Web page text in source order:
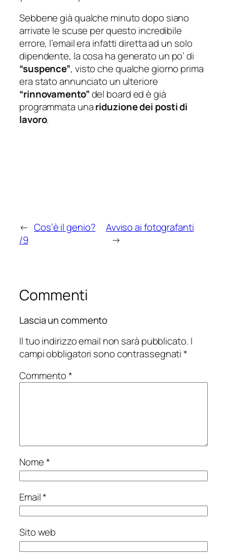
Sebbene già qualche minuto dopo siano
arrivate le scuse per questo incredibile
errore, l’email era infatti diretta ad un solo
dipendente, la cosa ha generato un po’ di
“suspence”, visto che qualche giorno prima
era stato annunciato un ulteriore
“rinnovamento”del board ed è già
programmata unariduzione dei posti di
lavoro.
← Cos’è il genio?
/9
Avviso ai fotografanti
→
Commenti
Lascia un commento
Il tuo indirizzo email non sarà pubblicato. I
campi obbligatori sono contrassegnati*
Commento*
Nome*
Email*
Sito web